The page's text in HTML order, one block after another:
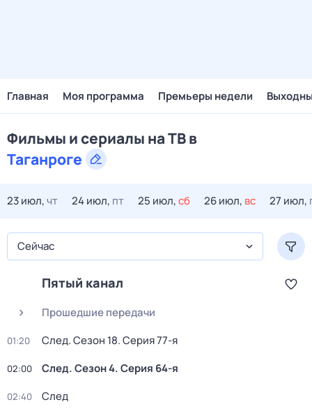
Главная Моя программа Премьеры недели
Фильмы и сериалы на ТВ в
Таганроге
23 июл,чт 24 июл, пт 25 июл,сб 26 июл, вс 27 июл,
Сейчас
Пятый канал
Прошедшие передачи
01:20 След. Сезон 18. Серия 77-я
02:00 След. Сезон 4. Серия 64-я
02:40 След